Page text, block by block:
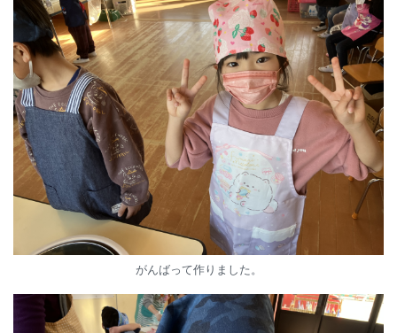
がんばって作りました。